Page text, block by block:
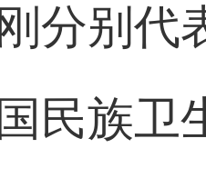
刚分别代
国民族卫